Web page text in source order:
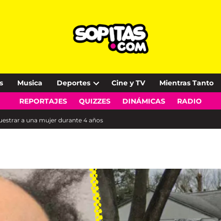
Musica Deportes
Open
dropdown
Cine y TV Mientras Tanto
REPORTAJES QUIZZES DINÁMICAS RADIO
a una mujer durante 4 años